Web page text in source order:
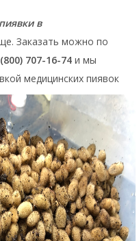
в
Заказать можно по
707-16-74 и мы
медицинских пиявок